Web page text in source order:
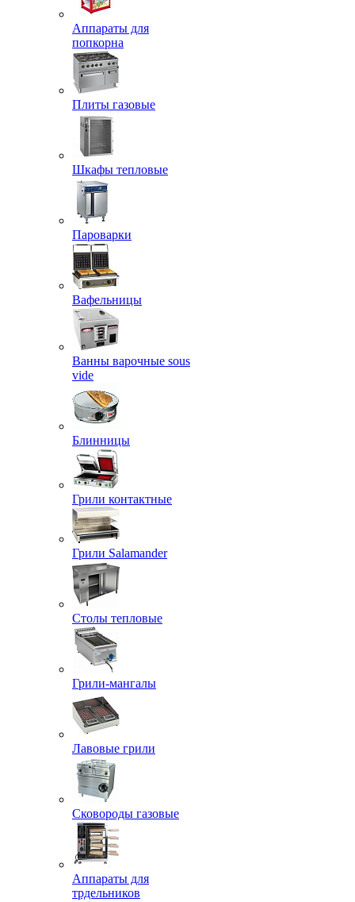
Аппараты для
попкорна
Плиты газовые
Шкафы тепловые
Пароварки
Вафельницы
Ванны варочные sous
vide
Блинницы
Грили контактные
Грили Salamander
Столы тепловые
Грили-мангалы
Лавовые грили
Сковороды газовые
Аппараты для
трдельников